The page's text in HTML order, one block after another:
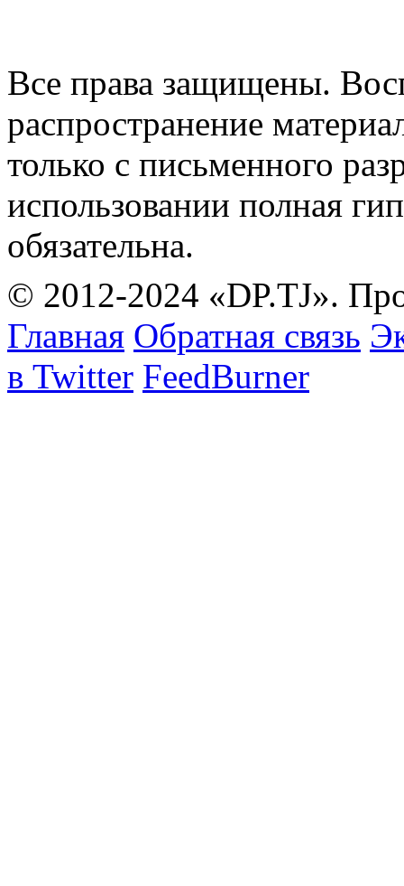
Все права защищены.
распространение
только с письменного
использовании полная
обязательна.
© 2012-2024 «DP.TJ».
Главная Обратная связь
в Twitter FeedBurner